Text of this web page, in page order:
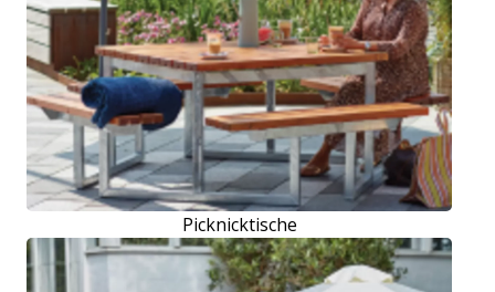
Picknicktische